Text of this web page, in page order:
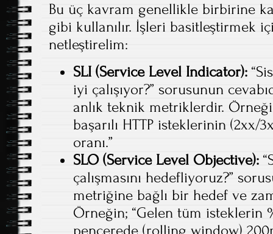
Bu üç kavram genellikle birbirine
gibi kullanılır. İşleri basitleştirmek
netleştirelim:
SLI (Service Level Indicator):
iyi çalışıyor?” sorusunun
anlık teknik metriklerdir.
başarılı HTTP isteklerinin (2xx/
oranı.”
SLO (Service Level Objective):
çalışmasını hedefliyoruz?”
metriğine bağlı bir hedef ve
Örneğin; “Gelen tüm isteklerin
pencerede (rolling window)